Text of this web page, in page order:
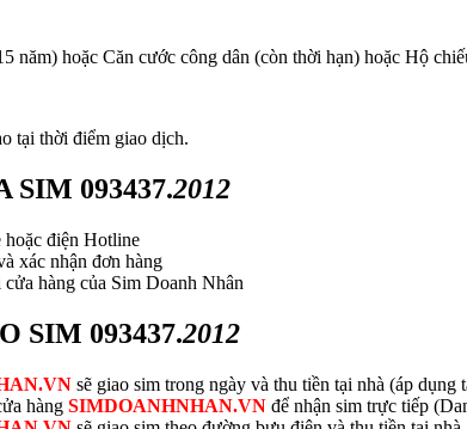
hoặc Căn cước công dân (còn thời hạn) hoặc Hộ
tại thời điểm giao dịch.
SIM 093437.2012
hoặc điện Hotline
xác nhận đơn hàng
hàng của Sim Doanh Nhân
SIM 093437.2012
sẽ giao sim trong ngày và thu tiền tại nhà (áp dụng
hàng SIMDOANHNHAN.VN để nhận sim trực tiếp